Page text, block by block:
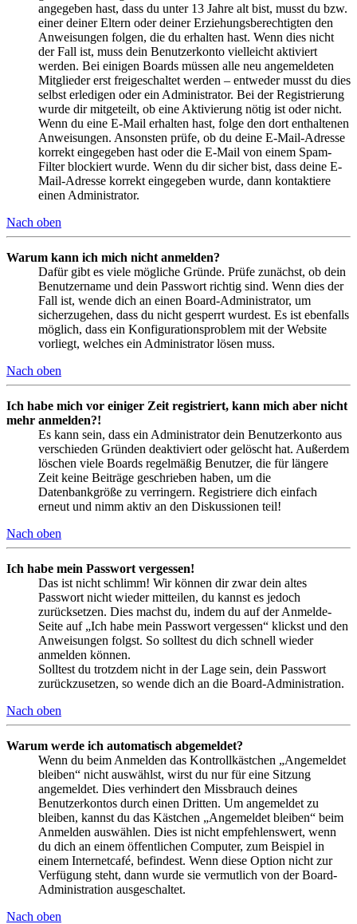
angegeben hast, dass du unter 13 Jahre alt bist, musst du bzw.
einer deiner Eltern oder deiner Erziehungsberechtigten den
Anweisungen folgen, die du erhalten hast. Wenn dies nicht
der Fall ist, muss dein Benutzerkonto vielleicht aktiviert
werden. Bei einigen Boards müssen alle neu angemeldeten
Mitglieder erst freigeschaltet werden – entweder musst du dies
selbst erledigen oder ein Administrator. Bei der Registrierung
wurde dir mitgeteilt, ob eine Aktivierung nötig ist oder nicht.
Wenn du eine E-Mail erhalten hast, folge den dort enthaltenen
Anweisungen. Ansonsten prüfe, ob du deine E-Mail-Adresse
korrekt eingegeben hast oder die E-Mail von einem Spam-
Filter blockiert wurde. Wenn du dir sicher bist, dass deine E-
Mail-Adresse korrekt eingegeben wurde, dann kontaktiere
einen Administrator.
Nach oben
Warum kann ich mich nicht anmelden?
Dafür gibt es viele mögliche Gründe. Prüfe zunächst, ob dein
Benutzername und dein Passwort richtig sind. Wenn dies der
Fall ist, wende dich an einen Board-Administrator, um
sicherzugehen, dass du nicht gesperrt wurdest. Es ist ebenfalls
möglich, dass ein Konfigurationsproblem mit der Website
vorliegt, welches ein Administrator lösen muss.
Nach oben
Ich habe mich vor einiger Zeit registriert, kann mich aber nicht
mehr anmelden?!
Es kann sein, dass ein Administrator dein Benutzerkonto aus
verschieden Gründen deaktiviert oder gelöscht hat. Außerdem
löschen viele Boards regelmäßig Benutzer, die für längere
Zeit keine Beiträge geschrieben haben, um die
Datenbankgröße zu verringern. Registriere dich einfach
erneut und nimm aktiv an den Diskussionen teil!
Nach oben
Ich habe mein Passwort vergessen!
Das ist nicht schlimm! Wir können dir zwar dein altes
Passwort nicht wieder mitteilen, du kannst es jedoch
zurücksetzen. Dies machst du, indem du auf der Anmelde-
Seite auf „Ich habe mein Passwort vergessen“ klickst und den
Anweisungen folgst. So solltest du dich schnell wieder
anmelden können.
Solltest du trotzdem nicht in der Lage sein, dein Passwort
zurückzusetzen, so wende dich an die Board-Administration.
Nach oben
Warum werde ich automatisch abgemeldet?
Wenn du beim Anmelden das Kontrollkästchen „Angemeldet
bleiben“ nicht auswählst, wirst du nur für eine Sitzung
angemeldet. Dies verhindert den Missbrauch deines
Benutzerkontos durch einen Dritten. Um angemeldet zu
bleiben, kannst du das Kästchen „Angemeldet bleiben“ beim
Anmelden auswählen. Dies ist nicht empfehlenswert, wenn
du dich an einem öffentlichen Computer, zum Beispiel in
einem Internetcafé, befindest. Wenn diese Option nicht zur
Verfügung steht, dann wurde sie vermutlich von der Board-
Administration ausgeschaltet.
Nach oben